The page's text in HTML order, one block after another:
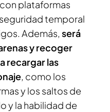
plataformas
temporal
Además, será
y recoger
recargar las
, como los
y los saltos de
y la habilidad de